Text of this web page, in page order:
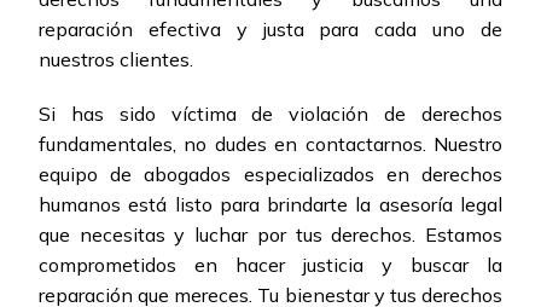
reparación efectiva y justa para cada uno de
nuestros clientes.
Si has sido víctima de violación de derechos
fundamentales, no dudes en contactarnos. Nuestro
equipo de abogados especializados en derechos
humanos está listo para brindarte la asesoría legal
que necesitas y luchar por tus derechos. Estamos
comprometidos en hacer justicia y buscar la
reparación que mereces. Tu bienestar y tus derechos